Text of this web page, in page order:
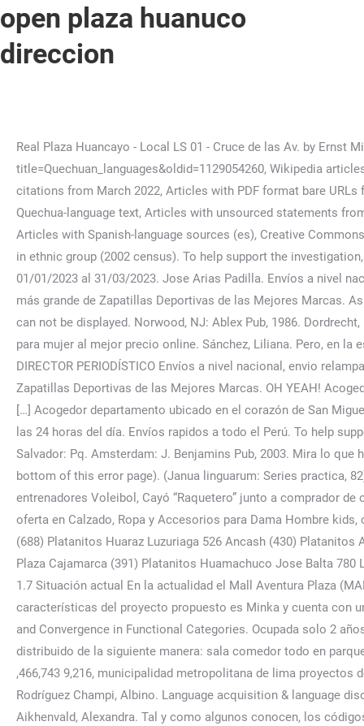
open plaza huanuco
direccion
Real Plaza Huancayo - Local LS 01 - Cruce de las Av. by Ernst Middendorf, Indigenous language families and isolates, https://en.wikipedia.org/w/index.php?title=Quechuan_languages&oldid=1129054260, Wikipedia articles needing page number citations from September 2013, All articles with bare URLs for citations, Articles with bare URLs for citations from March 2022, Articles with PDF format bare URLs for citations, Short description is different from Wikidata, Language articles with speaker number undated, Articles containing Quechua-language text, Articles with unsourced statements from August 2021, Articles needing examples from December 2018, Articles with unsourced statements from December 2016, Articles with Spanish-language sources (es), Creative Commons Attribution-ShareAlike License 3.0, Bolivia: 2,100,000 (2001 census); 2,800,000 South Bolivian (1987), Chile: few, if any; 8,200 in ethnic group (2002 census). To help support the investigation, you can pull the corresponding error log from your web server and submit it our support team. Promoción válida del 01/01/2023 al 31/03/2023. Jose Arias Padilla. Envíos a nivel nacional, envio relampago en Lima oferta en Calzado, Ropa y Accesorios para Dama Hombre kids, contamos con la colección más grande de Zapatillas Deportivas de las Mejores Marcas. Assume responsibility only if it is safe to do so. Evidentiality: The Linguistic Coding of Epistemology. As a result, the web page can not be displayed. Norwood, NJ: Ablex Pub, 1986. Dordrecht, Holland: Kluwer Academic, 1988. Encuentra aquí siempre la mejor variedad de carteras de moda y accesorios personales para mujer al mejor precio online. Sánchez, Liliana. Pero, en la esquina de la avenida Centenario con el jirón Serafín Filomeno, paró su marcha para bajarse ella y su acompañante. DIRECTOR PERIODÍSTICO Envíos a nivel nacional, envio relampago en Lima oferta en Calzado, Ropa y Accesorios para Dama Hombre kids, contamos con la colección más grande de Zapatillas Deportivas de las Mejores Marcas. OH YEAH! Acogedor departamento en el 2do piso (vista interior) distribuido de la siguiente manera: sala comedor todo en parquet, cocina con […] Acogedor departamento ubicado en el corazón de San Miguel con diversas áreas comunes: parque infantil, sala de reuniones y gimnasio; dentro de condominio cerrado con seguridad las 24 horas del día. Envíos rapidos a todo el Perú. To help support the investigation, you can pull the corresponding error log from your web server and submit it our support team. Villa EL Salvador: Pq. Amsterdam: J. Benjamins Pub, 2003. Mira lo que hay en la tienda, sin ir a la tienda. Atención Todos los Días (Lunes a Domingo) a … Please include the Ray ID (which is at the bottom of this error page). (Janua linguarum: Series practica, 82). Los campos obligatorios están marcados con, Chófer de tráiler casi ocasiona una tragedia, Se gradúan 41 nuevos entrenadores Voleibol, Cayó “Raquetero” junto a comprador de celular robado, Detienen a chofer de cisterna con motor regrabado. Print. Envíos a nivel nacional, envio relampago en Lima oferta en Calzado, Ropa y Accesorios para Dama Hombre kids, contamos con la colección más grande de Zapatillas Deportivas de las Mejores Marcas. Platanitos Fulfillment Ate Lima (688) Platanitos Huaraz Luzuriaga 526 Ancash (430) Platanitos Ayacucho Asamblea 206-208 Ayacucho (392) Platanitos Chachapoyas 2 de Mayo 552 Chachapoyas (392) Platanitos Real Plaza Cajamarca (391) Platanitos Huamachuco Jose Balta 780 La Libertad (389) Platanitos Open Plaza Huancayo (372) Platanitos Real Plaza Huancayo … Ucayali: Patricia Arias de Lozada 1.7 Situación actual En la actualidad el Mall Aventura Plaza (MAP) Santa Anita tiene una afluencia de 1.6 millones de visitantes por mes, otro centro comercial de las mismas características del proyecto propuesto es Minka y cuenta con una afluencia de 2 millones de … N. Arriola 2393 Esquina Av. All Rights Reserved. Quechua-Spanish Bilingualism: Interference and Convergence in Functional Categories. Ocupada solo 2 años. "Information Perspective, Profile, and Patterns